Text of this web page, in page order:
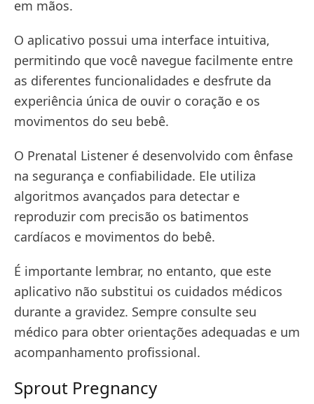
em mãos.
O aplicativo possui uma interface intuitiva,
permitindo que você navegue facilmente entre
as diferentes funcionalidades e desfrute da
experiência única de ouvir o coração e os
movimentos do seu bebê.
O Prenatal Listener é desenvolvido com ênfase
na segurança e confiabilidade. Ele utiliza
algoritmos avançados para detectar e
reproduzir com precisão os batimentos
cardíacos e movimentos do bebê.
É importante lembrar, no entanto, que este
aplicativo não substitui os cuidados médicos
durante a gravidez. Sempre consulte seu
médico para obter orientações adequadas e um
acompanhamento profissional.
Sprout Pregnancy